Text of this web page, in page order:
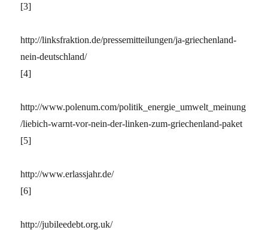
[3]
http://linksfraktion.de/pressemitteilungen/ja-griechenland-
nein-deutschland/
[4]
http://www.polenum.com/politik_energie_umwelt_meinung
/liebich-warnt-vor-nein-der-linken-zum-griechenland-paket
[5]
http://www.erlassjahr.de/
[6]
http://jubileedebt.org.uk/